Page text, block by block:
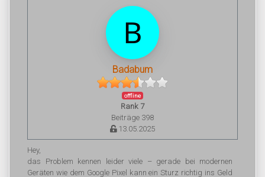
Badabum
offline
Rank 7
Beiträge 398
13.05.2025
Hey,
das Problem kennen leider viele – gerade bei modernen
Geräten wie dem Google Pixel kann ein Sturz richtig ins Geld